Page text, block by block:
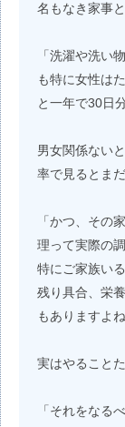
名もなき家事
「洗濯や洗い
も特に女性は
と一年で30日
男女関係ない
率で見るとま
「かつ、その
理って実際の
特にご家族い
残り具合、栄
もありますよね
実はやること
「それをなる